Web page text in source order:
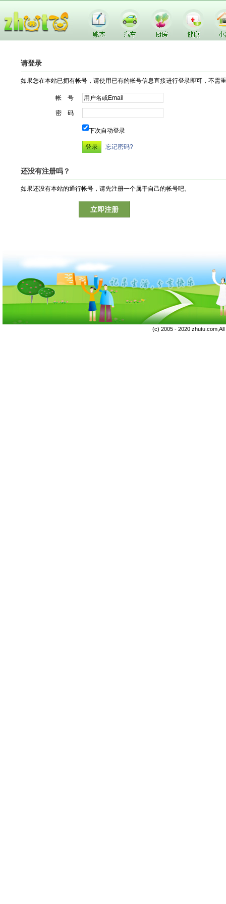
请登录
如果您在本站已拥有帐号，请使用已有的帐号信息直接进行登录即可，不需
帐 号
密 码
下次自动登录
忘记密码?
还没有注册吗？
如果还没有本站的通行帐号，请先注册一个属于自己的帐号吧。
立即注册
(c) 2005 - 2020